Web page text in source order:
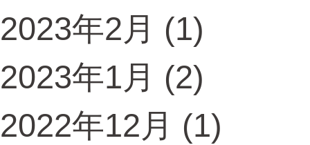
2023年2月 (1)
2023年1月 (2)
2022年12月 (1)